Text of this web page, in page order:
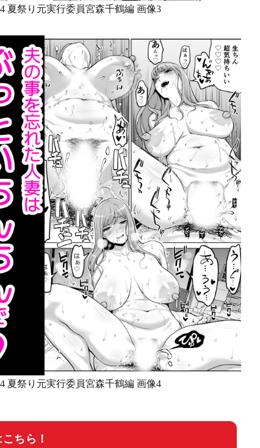
夏祭り元実行委員宮森千鶴編 画像3
夏祭り元実行委員宮森千鶴編 画像4
ちら！